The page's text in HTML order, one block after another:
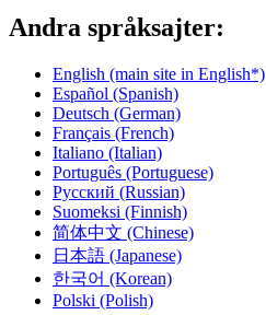
Andra språksajter:
English (main site in English*)
Español (Spanish)
Deutsch (German)
Français (French)
Italiano (Italian)
Português (Portuguese)
Русский (Russian)
Suomeksi (Finnish)
简体中文 (Chinese)
日本語 (Japanese)
한국어 (Korean)
Polski (Polish)